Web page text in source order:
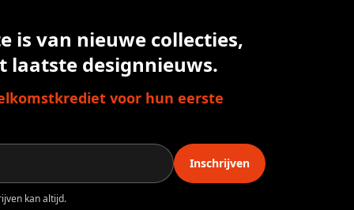
is van nieuwe collecties,
laatste designnieuws.
voor hun eerste
Inschrijven
kan altijd.